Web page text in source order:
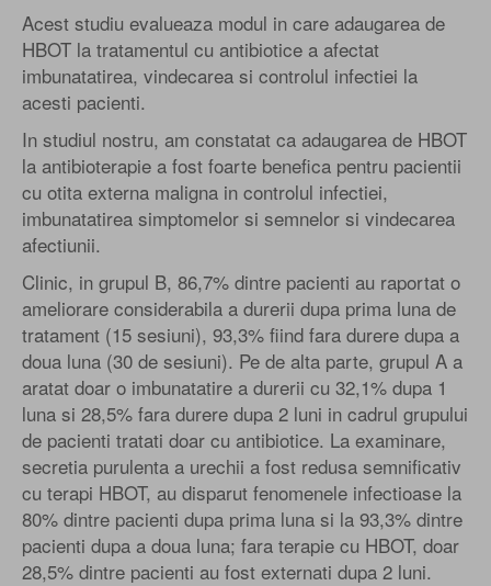
Acest studiu evalueaza modul in care adaugarea de
HBOT la tratamentul cu antibiotice a afectat
imbunatatirea, vindecarea si controlul infectiei la
acesti pacienti.
In studiul nostru, am constatat ca adaugarea de HBOT
la antibioterapie a fost foarte benefica pentru pacientii
cu otita externa maligna in controlul infectiei,
imbunatatirea simptomelor si semnelor si vindecarea
afectiunii.
Clinic, in grupul B, 86,7% dintre pacienti au raportat o
ameliorare considerabila a durerii dupa prima luna de
tratament (15 sesiuni), 93,3% fiind fara durere dupa a
doua luna (30 de sesiuni). Pe de alta parte, grupul A a
aratat doar o imbunatatire a durerii cu 32,1% dupa 1
luna si 28,5% fara durere dupa 2 luni in cadrul grupului
de pacienti tratati doar cu antibiotice. La examinare,
secretia purulenta a urechii a fost redusa semnificativ
cu terapi HBOT, au disparut fenomenele infectioase la
80% dintre pacienti dupa prima luna si la 93,3% dintre
pacienti dupa a doua luna; fara terapie cu HBOT, doar
28,5% dintre pacienti au fost externati dupa 2 luni.